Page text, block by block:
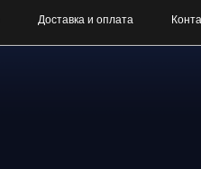
Доставка и оплата